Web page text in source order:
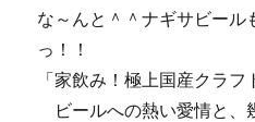
な～んと＾＾ナギサビール
っ！！
「家飲み！極上国産クラフ
ビールへの熱い愛情と、